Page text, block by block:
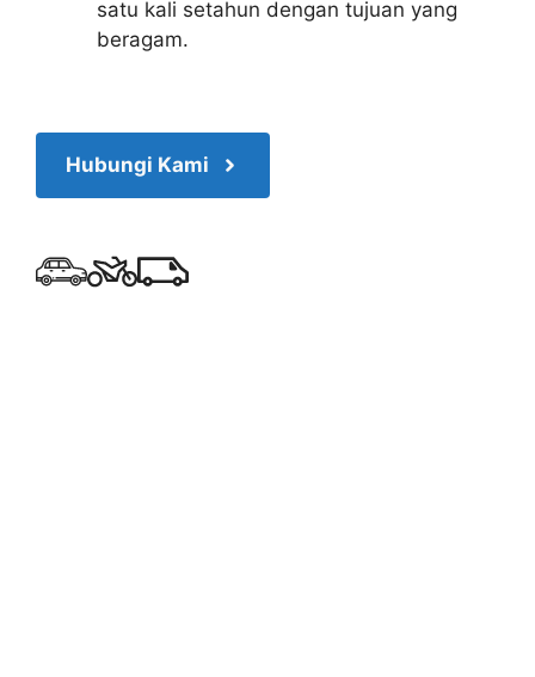
satu kali setahun dengan tujuan yang
beragam.
Hubungi Kami